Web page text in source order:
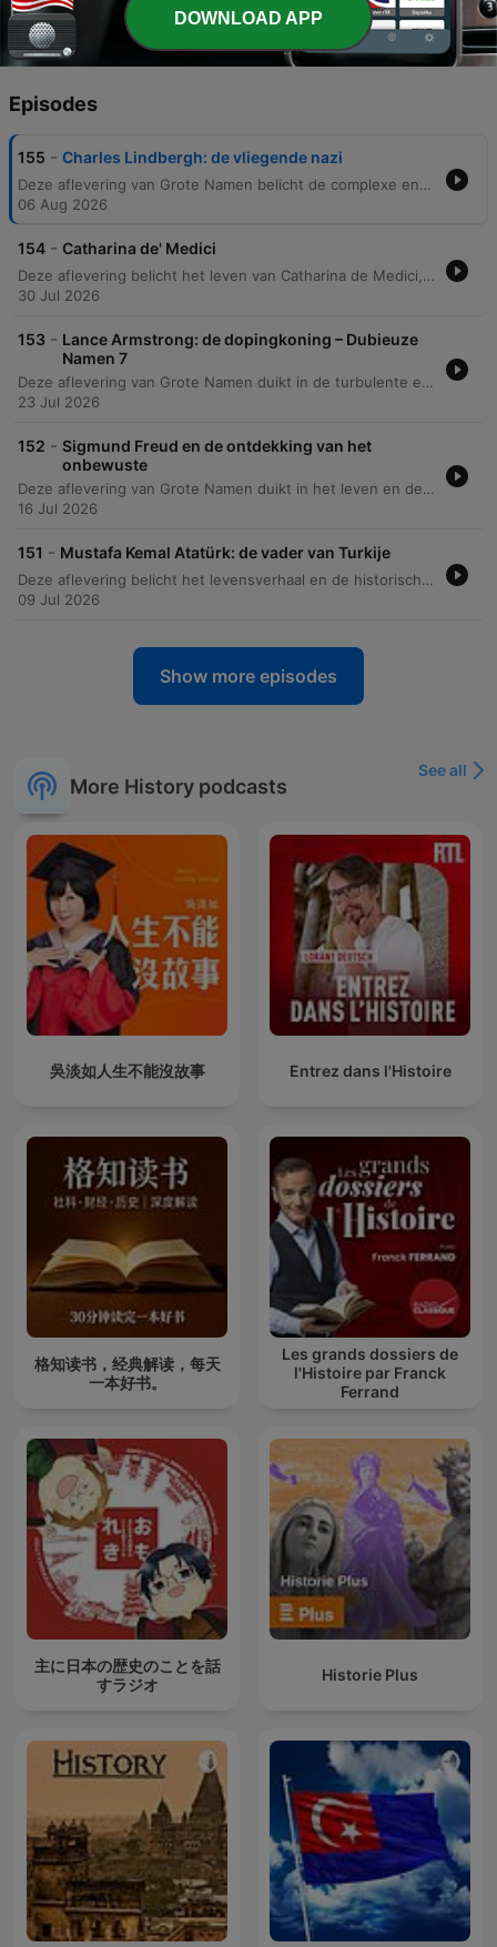
werden.
Episodes
155 - Charles Lindbergh: de vliegende nazi
Deze aflevering van Grote Namen belicht de complexe en dubieuze geschiedenis van Charles Lindbergh. De podcast beschrijft zijn legendarische eerste solo-Atlantische vlucht en de wereldwijde roem die hij verwierf, maar duikt ook in de duistere hoofdstukken van zijn leven, waaronder de tragische ontvoering van zijn zoon. Verder wordt ingegaan op de controverses rondom Lindberghs banden met Nazi-Duitsland en zijn rol binnen de America First Committee. Ondanks latere pogingen om zijn imago te redden, bleven zijn antisemitische retoriek en politieke keuzes een blijvende smet op zijn nalatenschap. De aflevering sluit af met een blik op de chaos tijdens de Franse Revolutie in Parijs.
06 Aug 2026
154 - Catharina de' Medici
Deze aflevering belicht het leven van Catharina de Medici, haar problematische huwelijk met Henri en haar politieke overlevingsstrategieën aan het Franse hof. We verkennen hoe zij navigeerde tussen de religieuze spanningen tussen de Guises en de Bourbons, terwijl ze tegelijkertijd de culturele invloed van Frankrijk vormgaf. Daarnaast behandelen we de turbulente periode van de Franse godsdienstoorlogen, de escalatie naar de Bartholomeusnacht en de opkomst van Henri III. De aflevering sluit af met het einde van het huis Valois na de moord op Henri III, de strategische huwelijken van Catharina's dochters en de profetieën van Nostradamus.
30 Jul 2026
153 - Lance Armstrong: de dopingkoning – Dubieuze
Namen 7
Deze aflevering van Grote Namen duikt in de turbulente en dubieuze geschiedenis van wielrenner Lance Armstrong. Van zijn vroege fraude met geboortedata tot de systematische dopingcultuur met behulp van Dr. Michele Ferrari, de podcast belicht hoe Armstrong een imperium opbouwde dat uiteindelijk instortte door klokkenluiders. Daarnaast wordt de oorsprong van de Tour de France besproken, die voortkwam uit politieke spanningen rond de Dreyfus-affaire en een marketingstrategie van Henri Desgranges om zijn sportkrant weer succesvol te maken.
23 Jul 2026
152 - Sigmund Freud en de ontdekking van het
onbewuste
Deze aflevering van Grote Namen duikt in het leven en de blijvende nalatenschap van Sigmund Freud. We volgen zijn ontwikkeling van een jonge arts gefascineerd door fysiologie naar de grondlegger van de psychoanalyse, waarbij we onderzoeken hoe hij de link legde tussen trauma en fysieke symptomen. Daarnaast bespreken we de diepe impact van zijn theorieën over het id, ego en superego op onze taal, cultuur en zelfs moderne marketing. De aflevering behandelt ook de schaduwzijden van zijn leven, waaronder zijn vlucht voor het nazisme en de wetenschappelijke kritiek op zijn methoden.
16 Jul 2026
151 - Mustafa Kemal Atatürk: de vader van Turkije
Deze aflevering belicht het levensverhaal en de historische impact van Mustafa Kemal Atatürk. Van zijn vroege jaren in Thessaloniki tot zijn opkomst als militair leider tijdens de Eerste Wereldoorlog en de Slag bij Gallipoli, wordt de weg naar de vorming van de Turkse nationale beweging beschreven. De focus ligt op de radicale transformatie van het Ottomaanse Rijk naar de Turkse Republiek. We bespreken de politieke strategieën, de strijd tegen de Griekse invasie en de grootschalige moderniseringsdrang van Atatürk, die leidde tot een nieuwe nationale identiteit en ingrijpende culturele hervormingen.
09 Jul 2026
Show more episodes
More History podcasts
See all
吳淡如人生不能沒故事 Entrez dans l'Histoire
格知读书，经典解读，每天
一本好书。
Les grands dossiers de
l'Histoire par Franck
Ferrand
主に日本の歴史のことを話
すラジオ
Historie Plus
DOWNLOAD APP